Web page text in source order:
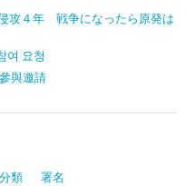
攻４年 戦争になったら原発は
여 요청
與邀請
類 署名